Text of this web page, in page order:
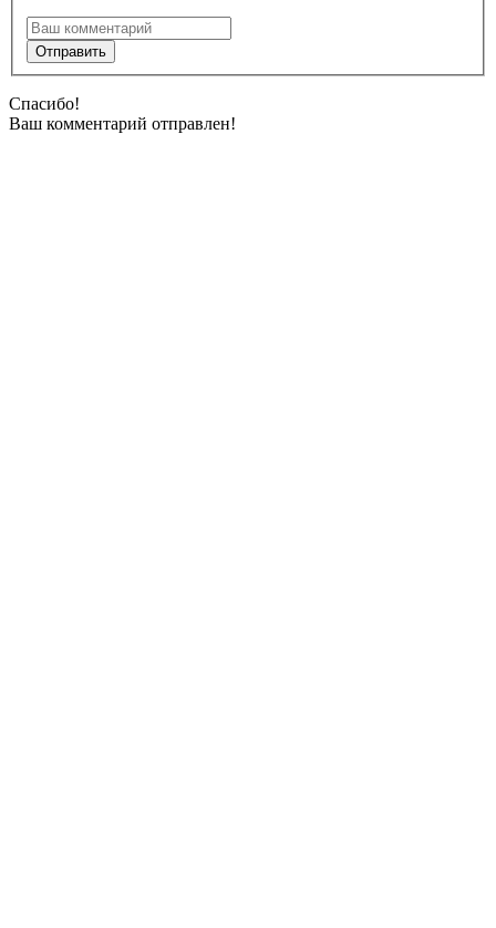
Спасибо!
Ваш комментарий отправлен!